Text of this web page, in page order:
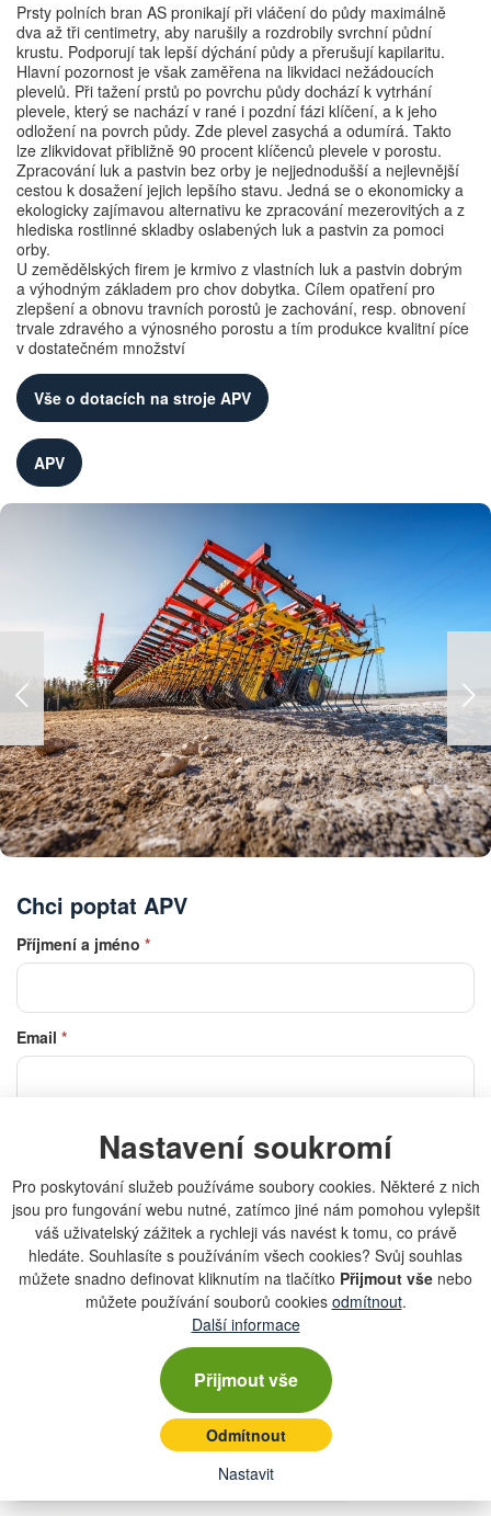
Nastavení soukromí
Pro poskytování služeb používáme soubory cookies. Některé z nich
jsou pro fungování webu nutné, zatímco jiné nám pomohou vylepšit
váš uživatelský zážitek a rychleji vás navést k tomu, co právě
hledáte. Souhlasíte s používáním všech cookies? Svůj souhlas
můžete snadno definovat kliknutím na tlačítko Přijmout vše nebo
můžete používání souborů cookies odmítnout.
Další informace
Přijmout vše
Odmítnout
Nastavit
Prsty polních bran AS pronikají při vláčení do půdy maximálně
dva až tři centimetry, aby narušily a rozdrobily svrchní půdní
krustu. Podporují tak lepší dýchání půdy a přerušují kapilaritu.
Hlavní pozornost je však zaměřena na likvidaci nežádoucích
plevelů. Při tažení prstů po povrchu půdy dochází k vytrhání
plevele, který se nachází v rané i pozdní fázi klíčení, a k jeho
odložení na povrch půdy. Zde plevel zasychá a odumírá. Takto
lze zlikvidovat přibližně 90 procent klíčenců plevele v porostu.
Zpracování luk a pastvin bez orby je nejjednodušší a nejlevnější
cestou k dosažení jejich lepšího stavu. Jedná se o ekonomicky a
ekologicky zajímavou alternativu ke zpracování mezerovitých a z
hlediska rostlinné skladby oslabených luk a pastvin za pomoci
orby.
U zemědělských firem je krmivo z vlastních luk a pastvin dobrým
a výhodným základem pro chov dobytka. Cílem opatření pro
zlepšení a obnovu travních porostů je zachování, resp. obnovení
trvale zdravého a výnosného porostu a tím produkce kvalitní píce
v dostatečném množství
Vše o dotacích na stroje APV
APV
Chci poptat APV
Příjmení a jméno *
Email *
Zpráva
zpracováním osobních údajů